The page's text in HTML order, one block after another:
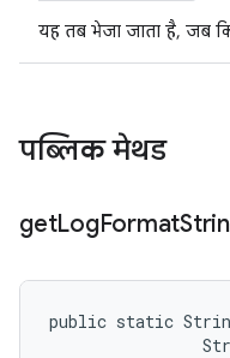
यह तब भेजा जाता है, जब
पब्लिक मेथड
getLogFormat
public static